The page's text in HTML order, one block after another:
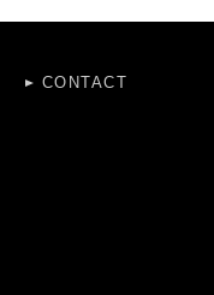
CONTACT